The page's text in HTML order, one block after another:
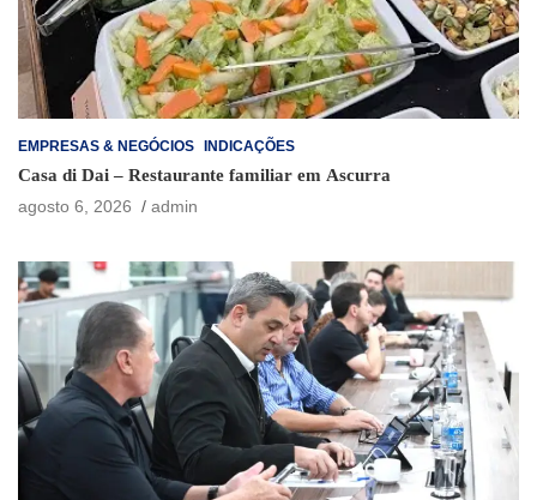
EMPRESAS & NEGÓCIOS INDICAÇÕES
Casa di Dai – Restaurante familiar em Ascurra
agosto 6, 2026
admin